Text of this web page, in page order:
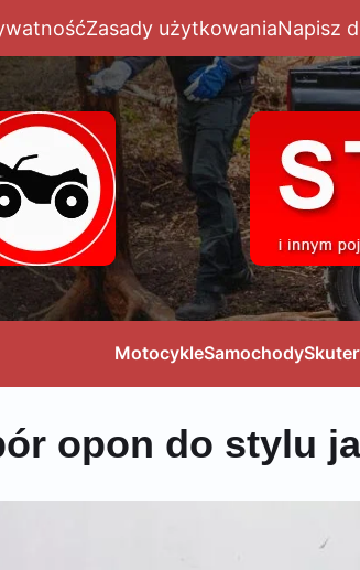
Zasady użytkowaniaNapisz
MotocykleSamochody
opon do stylu